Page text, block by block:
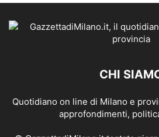
CHI
Quotidiano on line di Milano e
approfondimenti,